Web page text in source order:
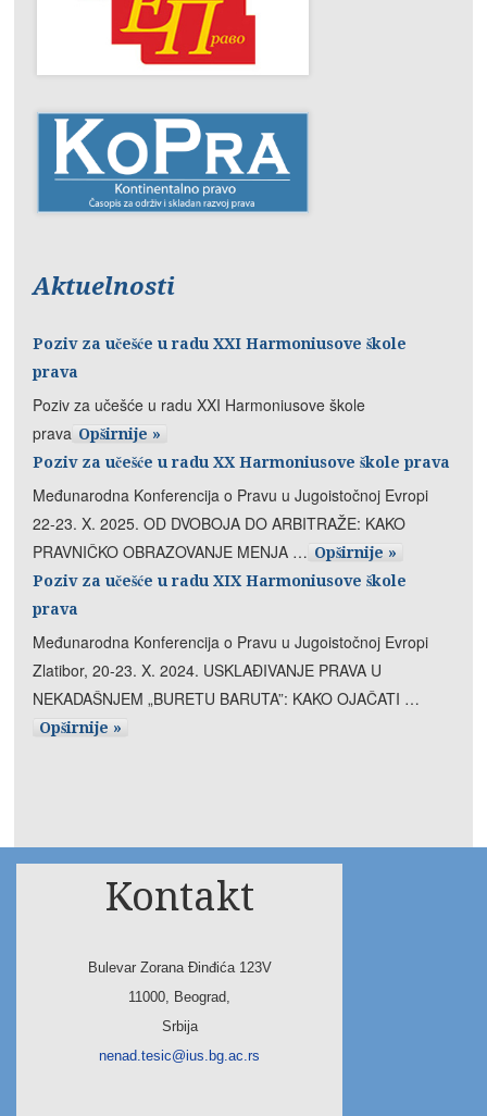
Aktuelnosti
Poziv za učešće u radu XXI Harmoniusove škole
prava
Poziv za učešće u radu XXI Harmoniusove škole
prava Opširnije »
Poziv za učešće u radu XX Harmoniusove škole prava
Međunarodna Konferencija o Pravu u Jugoistočnoj Evropi
22-23. X. 2025. OD DVOBOJA DO ARBITRAŽE: KAKO
PRAVNIČKO OBRAZOVANJE MENJA … Opširnije »
Poziv za učešće u radu XIX Harmoniusove škole
prava
Međunarodna Konferencija o Pravu u Jugoistočnoj Evropi
Zlatibor, 20-23. X. 2024. USKLAĐIVANJE PRAVA U
NEKADAŠNJEM „BURETU BARUTA”: KAKO OJAČATI …
Opširnije »
Kontakt
Bulevar Zorana Đinđića 123V
11000, Beograd,
Srbija
nenad.tesic@ius.bg.ac.rs